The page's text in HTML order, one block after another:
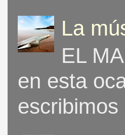
La
EL
en esta
escribimos